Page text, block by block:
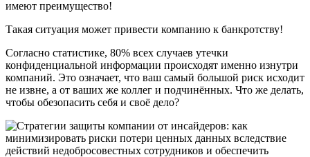
имеют преимущество!
Такая ситуация может привести компанию к банкротству!
Согласно статистике, 80% всех случаев утечки
конфиденциальной информации происходят именно изнутри
компаний. Это означает, что ваш самый большой риск исходит
не извне, а от ваших же коллег и подчинённых. Что же делать,
чтобы обезопасить себя и своё дело?